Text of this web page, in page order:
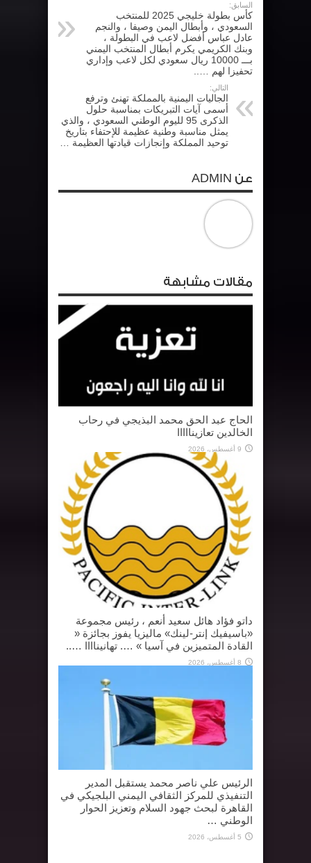
السابق:
كأس بطولة خليجي 2025 للمنتخب
السعودي ، وأبطال اليمن وصيفا ، والنجم
عادل عباس أفضل لاعب في البطولة ،
وبنك الكريمي يكرم أبطال المنتخب اليمني
بـــ 10000 ريال سعودي لكل لاعب وإداري
تحفيزا لهم …..
التالي:
الجاليات اليمنية بالمملكة تهنئ وترفع
أسمى آيات التبريكات بمناسبة حلول
الذكرى 95 لليوم الوطني السعودي ، والذي
يمثل مناسبة وطنية عظيمة للإحتفاء بتاريخ
توحيد المملكة وإنجازات قيادتها العظيمة …
عن ADMIN
مقالات مشابهة
الحاج عبد الحق محمد البذيجي في رحاب
الخالدين تعازينااااا
9 أغسطس، 2026
داتو فؤاد هائل سعيد أنعم ، رئيس مجموعة
«باسيفيك إنتر-لينك» ماليزيا يفوز بجائزة «
القادة المتميزين في آسيا » …. تهانيناااا …..
8 أغسطس، 2026
الرئيس علي ناصر محمد يستقبل المدير
التنفيذي للمركز الثقافي اليمني البلجيكي في
القاهرة لبحث جهود السلام وتعزيز الحوار
الوطني …
5 أغسطس، 2026